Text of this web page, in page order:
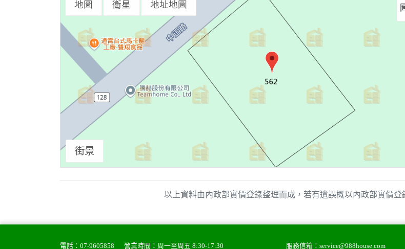
地圖 衛星 地址地圖
街景
以上資料由內政部實價登錄整理而成，若有遺誤概以內政部實價登
電話： 07-9605858 營業時間：周一至周五 8:30-17:30 服務信箱： service@988house.com